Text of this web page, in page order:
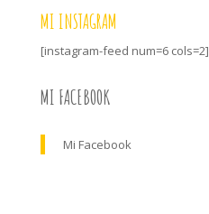
MI INSTAGRAM
[instagram-feed num=6 cols=2]
MI FACEBOOK
Mi Facebook